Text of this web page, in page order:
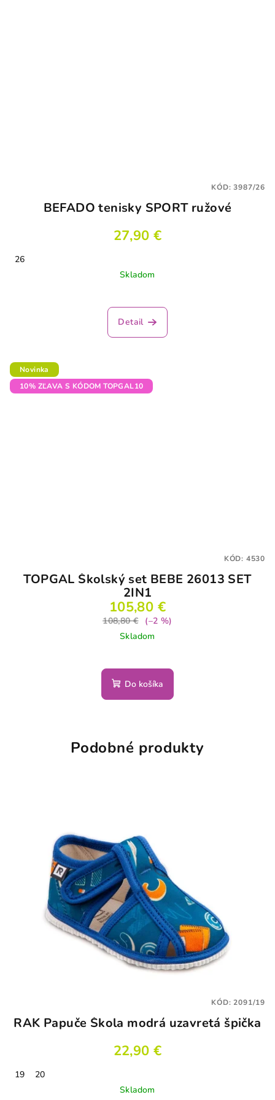
BEFADO tenisky SPORT ružové
27,90 €
26
Skladom
Detail
KÓD:3987/26
Novinka
10% ZĽAVA S KÓDOM TOPGAL10
TOPGAL Školský set BEBE 26013 SET
2IN1
105,80 €
108,80 €
(–2 %)
Skladom
Do košíka
KÓD: 4530
Podobné produkty
RAK Papuče Škola modrá uzavretá špička
22,90 €
19
20
Skladom
KÓD:2091/19